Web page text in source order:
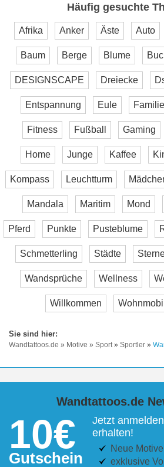
Häufig gesuchte
Afrika Anker Äste Auto
Baum Berge Blume
DESIGNSCAPE Dreiecke
Entspannung Eule Familie
Fitness Fußball Gaming
Home Junge Kaffee
Kompass Leuchtturm
Mandala Maritim Mond
Pferd Punkte Pusteblume
Schmetterling Städte
Wandsprüche Wellness
Willkommen Wohnmobil
Wandtattoos.de » Motive » Sport » Sportler »
Wandtattoos.de
10€
Gutschein
Jetzt
erhalten!
Neue
exklusive